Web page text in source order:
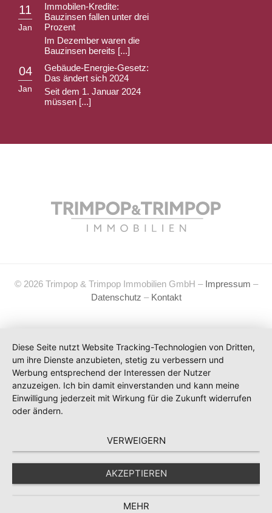
11
Jan
Immobilen-Kredite:
Bauzinsen fallen unter drei
Prozent
Im Dezember waren die
Bauzinsen bereits [...]
04
Jan
Gebäude-Energie-Gesetz:
Das ändert sich 2024
Seit dem 1. Januar 2024
müssen [...]
© 2026 Trimpop & Trimpop Immobilien GmbH – Impressum –
Datenschutz – Kontakt
Diese Seite nutzt Website Tracking-Technologien von Dritten,
um ihre Dienste anzubieten, stetig zu verbessern und
Werbung entsprechend der Interessen der Nutzer
anzuzeigen. Ich bin damit einverstanden und kann meine
Einwilligung jederzeit mit Wirkung für die Zukunft widerrufen
oder ändern.
VERWEIGERN
AKZEPTIEREN
MEHR